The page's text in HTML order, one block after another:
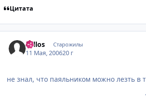
Цитата
Zellos Старожилы
11 Мая, 200620 г
не знал, что паяльником можно лезть в